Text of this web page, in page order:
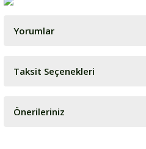
Yorumlar
Bu ürüne ilk
Taksit Seçenekleri
Önerileriniz